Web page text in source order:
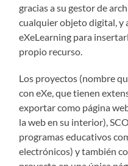
gracias a su gestor de
cualquier objeto digital, y
eXeLearning para
propio recurso.
Los proyectos (nombre
con eXe, que tienen
exportar como página
la web en su interior),
programas educativos
electrónicos) y también